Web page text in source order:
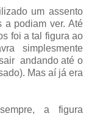
um assento
a podiam ver. Até
foi a tal figura ao
simplesmente
andando até o
Mas aí já era
a figura